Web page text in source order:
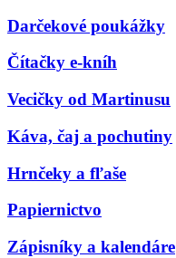
Darčekové poukážky
Čítačky e-kníh
Vecičky od Martinusu
Káva, čaj a pochutiny
Hrnčeky a fľaše
Papiernictvo
Zápisníky a kalendáre